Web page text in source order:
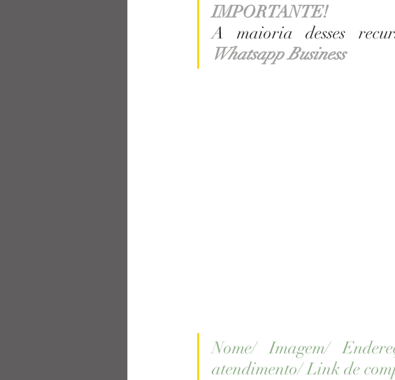
IMPORTANTE!
Whatsapp Business
Nome/ Imagem/
atendimento/ Link de